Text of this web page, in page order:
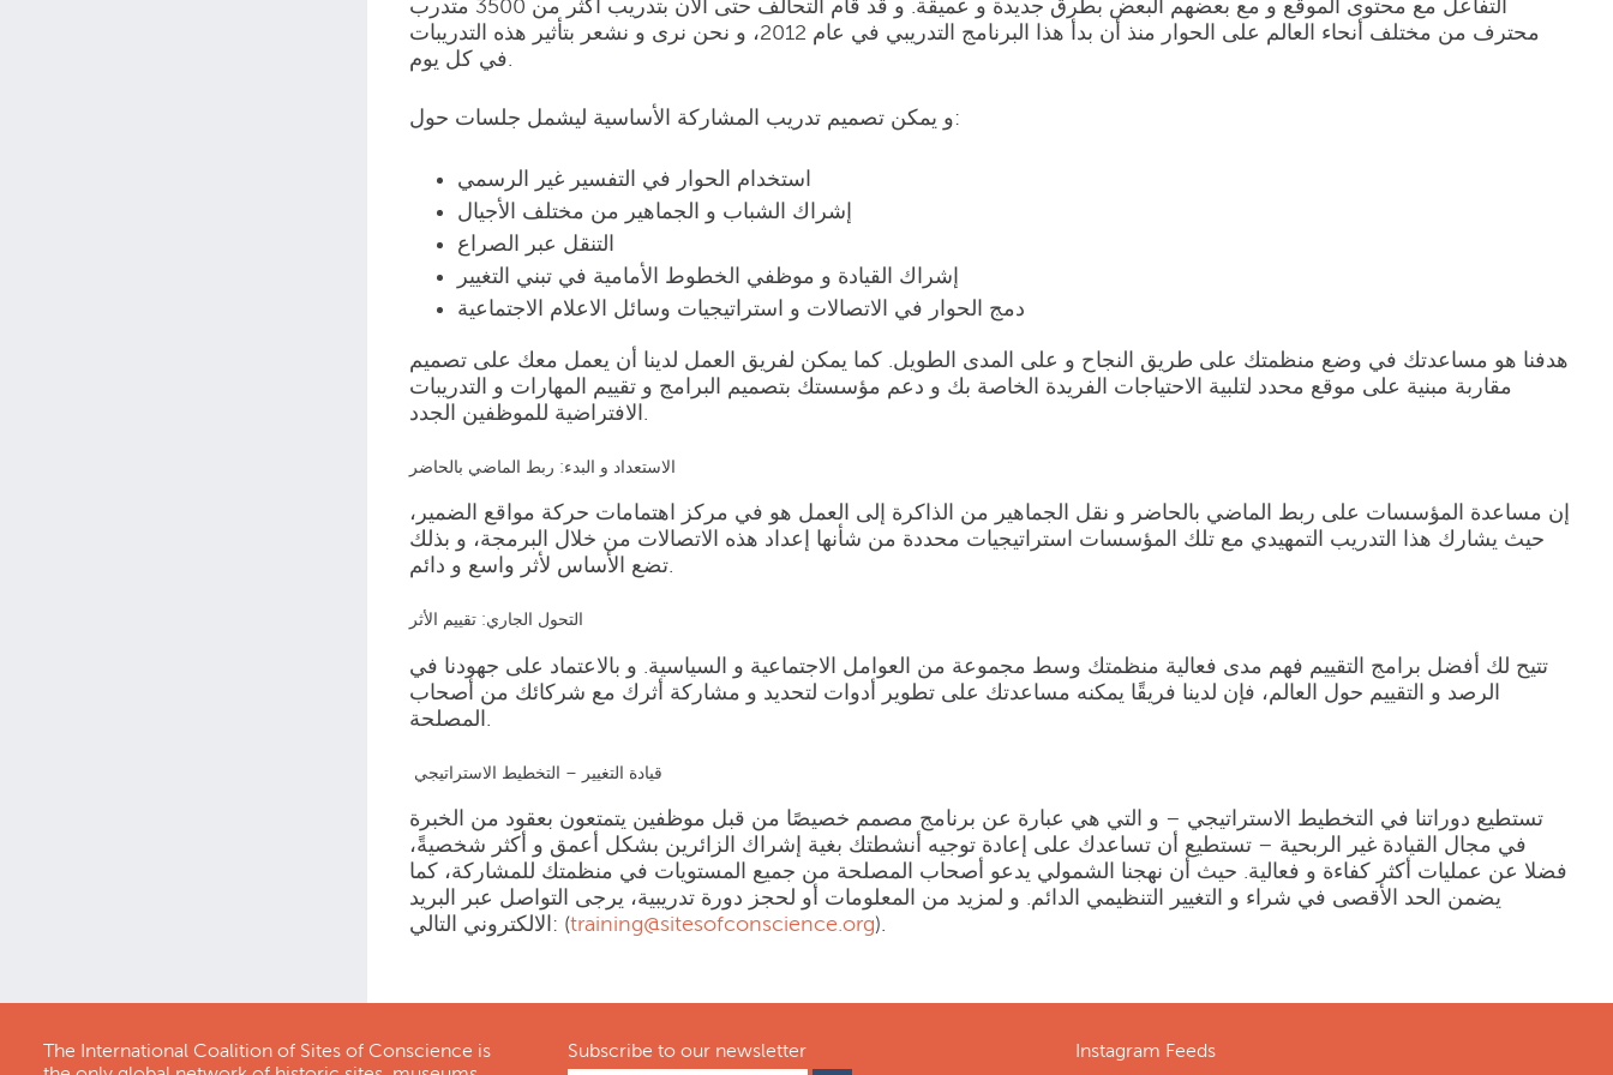
التفاعل مع محتوى الموقع و مع بعضهم البعض بطرق جديدة و عميقة. و قد قام التحالف حتى الآن بتدريب أكثر من 3500 متدرب
محترف من مختلف أنحاء العالم على الحوار منذ أن بدأ هذا البرنامج التدريبي في عام 2012، و نحن نرى و نشعر بتأثير هذه التدريبات
و يمكن تصميم تدريب المشاركة الأساسية ليشمل جلسات حول:
استخدام الحوار في التفسير غير الرسمي
إشراك الشباب و الجماهير من مختلف الأجيال
التنقل عبر الصراع
إشراك القيادة و موظفي الخطوط الأمامية في تبني التغيير
دمج الحوار في الاتصالات و استراتيجيات وسائل الاعلام الاجتماعية
هدفنا هو مساعدتك في وضع منظمتك على طريق النجاح و على المدى الطويل. كما يمكن لفريق العمل لدينا أن يعمل معك على تصميم
مقاربة مبنية على موقع محدد لتلبية الاحتياجات الفريدة الخاصة بك و دعم مؤسستك بتصميم البرامج و تقييم المهارات و التدريبات
الاستعداد و البدء: ربط الماضي بالحاضر
إن مساعدة المؤسسات على ربط الماضي بالحاضر و نقل الجماهير من الذاكرة إلى العمل هو في مركز اهتمامات حركة مواقع الضمير،
حيث يشارك هذا التدريب التمهيدي مع تلك المؤسسات استراتيجيات محددة من شأنها إعداد هذه الاتصالات من خلال البرمجة، و بذلك
تضع الأساس لأثر واسع و دائم.
التحول الجاري: تقييم الأثر
تتيح لك أفضل برامج التقييم فهم مدى فعالية منظمتك وسط مجموعة من العوامل الاجتماعية و السياسية. و بالاعتماد على جهودنا في
الرصد و التقييم حول العالم، فإن لدينا فريقًا يمكنه مساعدتك على تطوير أدوات لتحديد و مشاركة أثرك مع شركائك من أصحاب
قيادة التغيير – التخطيط الاستراتيجي
تستطيع دوراتنا في التخطيط الاستراتيجي – و التي هي عبارة عن برنامج مصمم خصيصًا من قبل موظفين يتمتعون بعقود من الخبرة
في مجال القيادة غير الربحية – تستطيع أن تساعدك على إعادة توجيه أنشطتك بغية إشراك الزائرين بشكل أعمق و أكثر شخصيةً،
فضلا عن عمليات أكثر كفاءة و فعالية. حيث أن نهجنا الشمولي يدعو أصحاب المصلحة من جميع المستويات في منظمتك للمشاركة، كما
يضمن الحد الأقصى في شراء و التغيير التنظيمي الدائم. و لمزيد من المعلومات أو لحجز دورة تدريبية، يرجى التواصل عبر البريد
الالكتروني التالي: (training@sitesofconscience.org).
The International Coalition of Sites of Conscience is
Subscribe to our newsletter Instagram Feeds